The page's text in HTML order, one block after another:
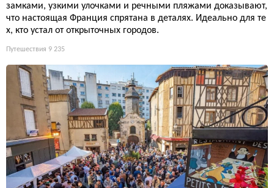
замками, узкими улочками и речными пляжами доказывают,
что настоящая Франция спрятана в деталях. Идеально для те
х, кто устал от открыточных городов.
Путешествия 9 235